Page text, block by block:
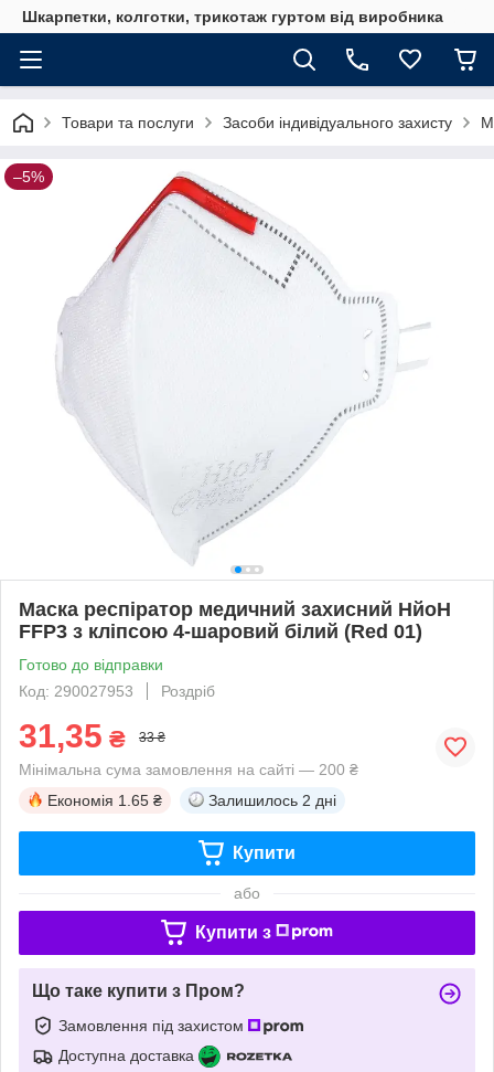
Шкарпетки, колготки, трикотаж гуртом від виробника
Товари та послуги Засоби індивідуального захисту
–5%
Маска респіратор медичний захисний НйоН
FFP3 з кліпсою 4-шаровий білий (Red 01)
Готово до відправки
Код: 290027953
Роздріб
31,35 ₴ 33 ₴
Мінімальна сума замовлення на сайті — 200 ₴
Економія 1.65 ₴ Залишилось 2 дні
Купити
або
Купити з
Що таке купити з Пром?
Замовлення під захистом
Доступна доставка